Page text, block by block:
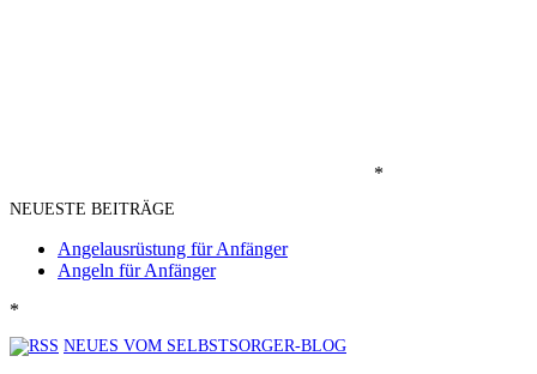
*
NEUESTE BEITRÄGE
Angelausrüstung für Anfänger
Angeln für Anfänger
*
NEUES VOM SELBSTSORGER-BLOG